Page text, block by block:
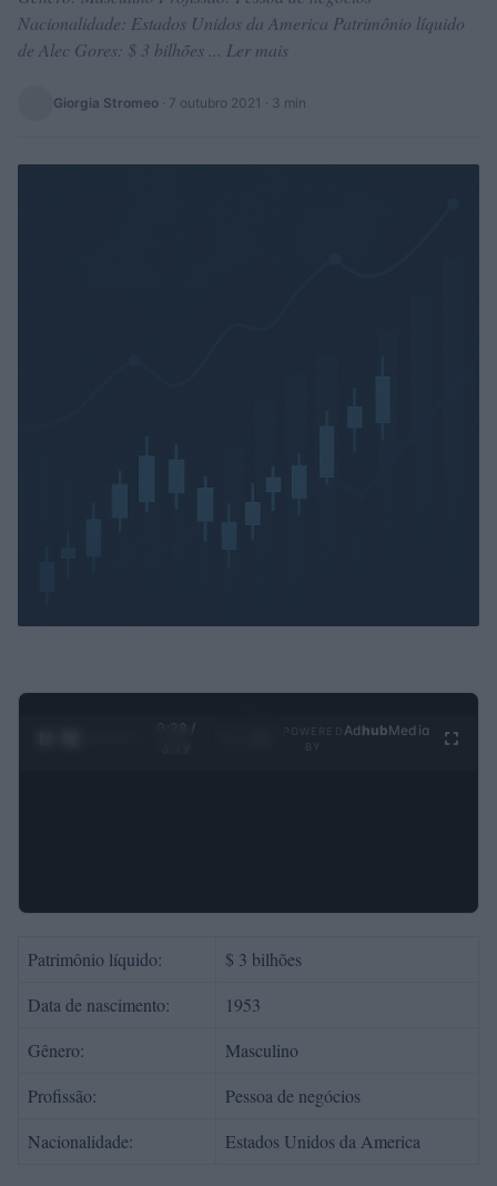
Nacionalidade: Estados Unidos da America Patrimônio líquido
de Alec Gores: $ 3 bilhões ... Ler mais
Giorgia Stromeo · 7 outubro 2021 · 3 min
0:29 /
Ad hubMedia
Patrimônio líquido:
$ 3 bilhões
Data de nascimento:
1953
Gênero:
Masculino
Profissão:
Pessoa de negócios
Nacionalidade:
Estados Unidos da America